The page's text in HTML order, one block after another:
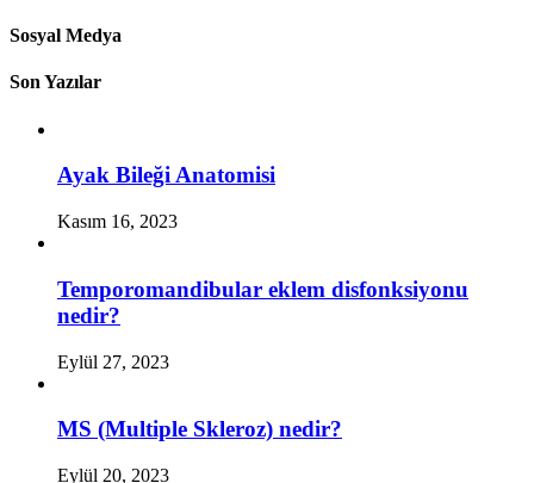
Sosyal Medya
Son Yazılar
Ayak Bileği Anatomisi
Kasım 16, 2023
Temporomandibular eklem disfonksiyonu
nedir?
Eylül 27, 2023
MS (Multiple Skleroz) nedir?
Eylül 20, 2023